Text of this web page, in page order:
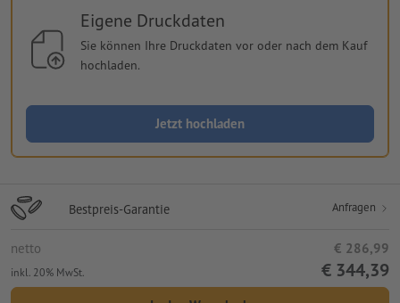
Eigene Druckdaten
Sie können Ihre Druckdaten vor oder nach dem Kauf
hochladen.
Jetzt hochladen
Bestpreis-Garantie Anfragen
netto € 286,99
inkl. 20% MwSt. € 344,39